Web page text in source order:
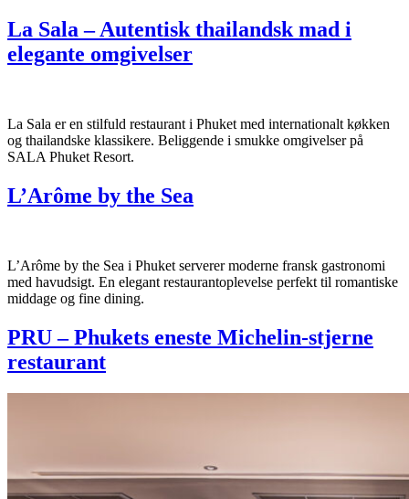
La Sala – Autentisk thailandsk mad i
elegante omgivelser
La Sala er en stilfuld restaurant i Phuket med internationalt køkken
og thailandske klassikere. Beliggende i smukke omgivelser på
SALA Phuket Resort.
L’Arôme by the Sea
L’Arôme by the Sea i Phuket serverer moderne fransk gastronomi
med havudsigt. En elegant restaurantoplevelse perfekt til romantiske
middage og fine dining.
PRU – Phukets eneste Michelin-stjerne
restaurant